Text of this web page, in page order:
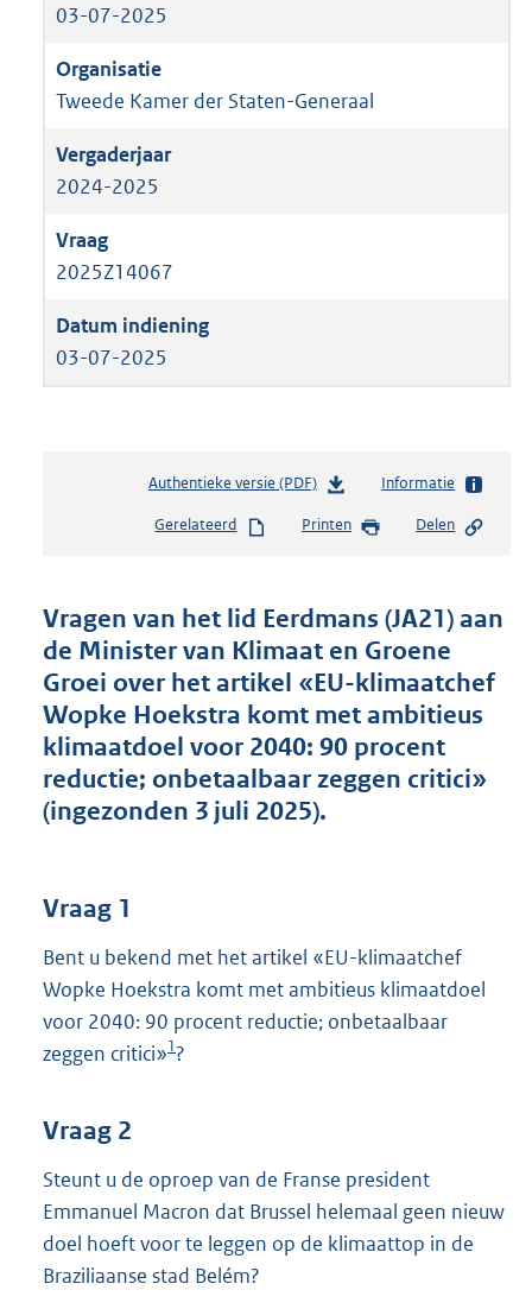
03-07-2025
Tweede Kamer der Staten-Generaal
2024-2025
2025Z14067
03-07-2025
Authentieke versie (PDF)b
s
d
s
g
r
o
t
t
b
Informatie
Gerelateerd Printen Delen
Vragen van het lid Eerdmans (JA21) aan
de Minister van Klimaat en Groene
Groei over het artikel «EU-klimaatchef
Wopke Hoekstra komt met ambitieus
klimaatdoel voor 2040: 90 procent
reductie; onbetaalbaar zeggen critici»
(ingezonden 3 juli 2025).
Vraag 1
Bent u bekend met het artikel «EU-klimaatchef
Wopke Hoekstra komt met ambitieus klimaatdoel
voor 2040: 90 procent reductie; onbetaalbaar
zeggen critici»1?
Vraag 2
Steunt u de oproep van de Franse president
Emmanuel Macron dat Brussel helemaal geen nieuw
doel hoeft voor te leggen op de klimaattop in de
Braziliaanse stad Belém?